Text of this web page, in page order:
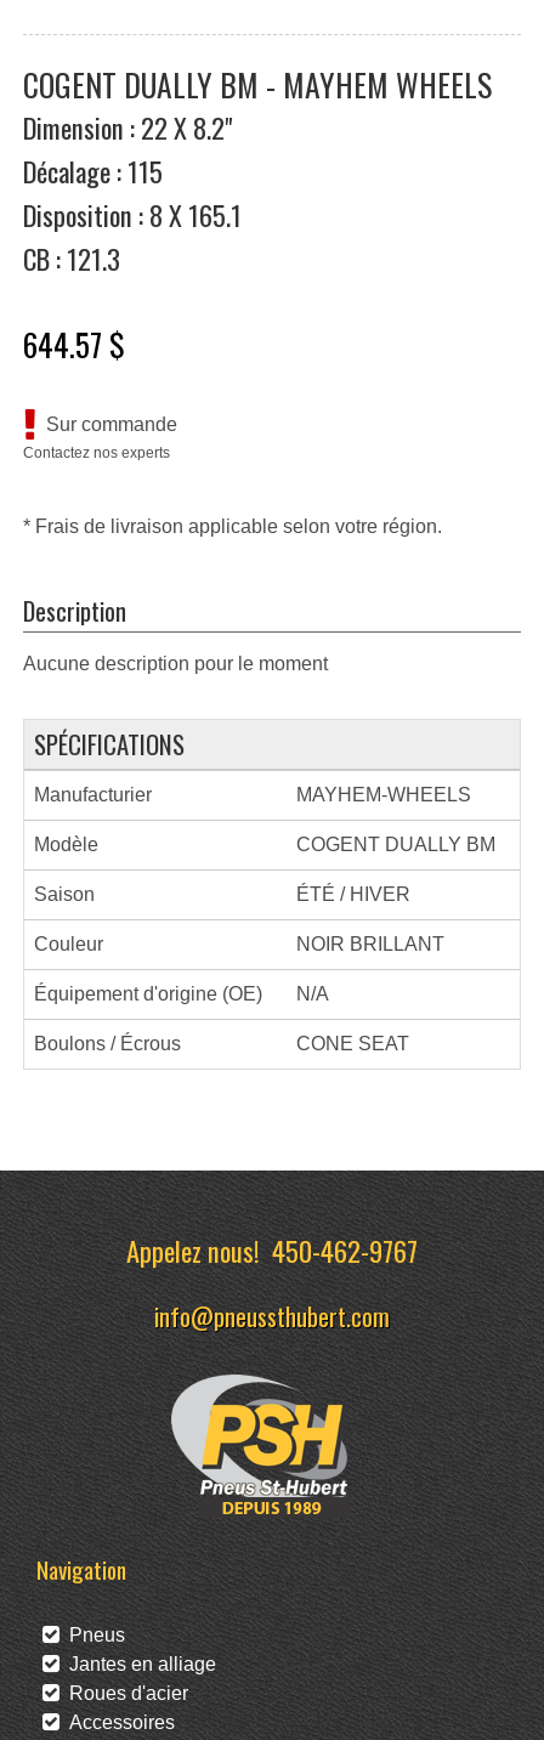
COGENT DUALLY BM - MAYHEM WHEELS
Dimension : 22 X 8.2"
Décalage : 115
Disposition : 8 X 165.1
CB : 121.3
644.57 $
Sur commande
Contactez nos experts
* Frais de livraison applicable selon votre région.
Description
Aucune description pour le moment
SPÉCIFICATIONS
Manufacturier MAYHEM-WHEELS
Modèle COGENT DUALLY BM
Saison ÉTÉ / HIVER
Couleur NOIR BRILLANT
Équipement d'origine (OE) N/A
Boulons / Écrous CONE SEAT
Appelez nous!450-462-9767
info@pneussthubert.com
Navigation
Pneus
Jantes en alliage
Roues d'acier
Accessoires